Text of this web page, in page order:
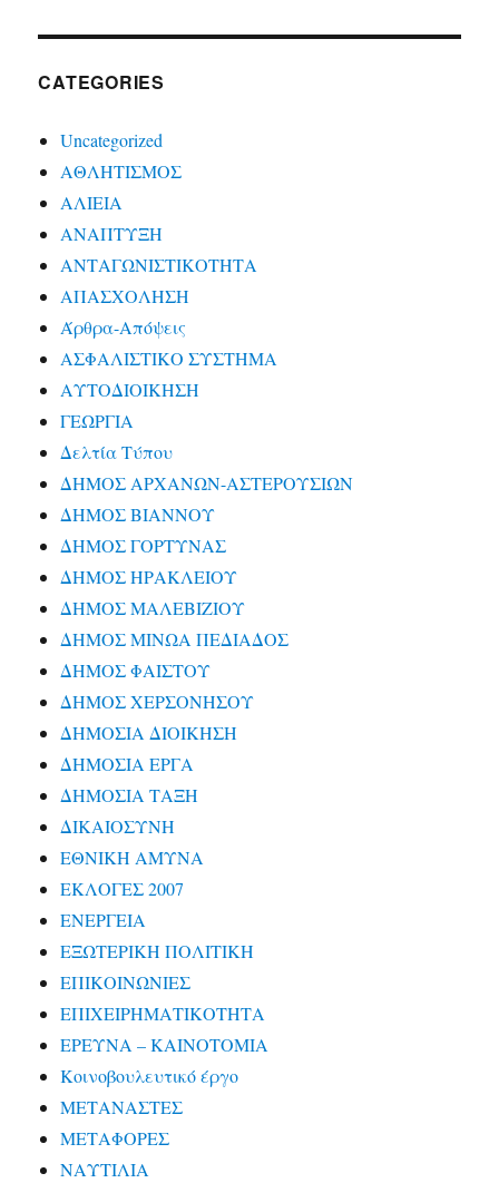
CATEGORIES
Uncategorized
ΑΘΛΗΤΙΣΜΟΣ
ΑΛΙΕΙΑ
ΑΝΑΠΤΥΞΗ
ΑΝΤΑΓΩΝΙΣΤΙΚΟΤΗΤΑ
ΑΠΑΣΧΟΛΗΣΗ
Άρθρα-Απόψεις
ΑΣΦΑΛΙΣΤΙΚΟ ΣΥΣΤΗΜΑ
ΑΥΤΟΔΙΟΙΚΗΣΗ
ΓΕΩΡΓΙΑ
Δελτία Τύπου
ΔΗΜΟΣ ΑΡΧΑΝΩΝ-ΑΣΤΕΡΟΥΣΙΩΝ
ΔΗΜΟΣ ΒΙΑΝΝΟΥ
ΔΗΜΟΣ ΓΟΡΤΥΝΑΣ
ΔΗΜΟΣ ΗΡΑΚΛΕΙΟΥ
ΔΗΜΟΣ ΜΑΛΕΒΙΖΙΟΥ
ΔΗΜΟΣ ΜΙΝΩΑ ΠΕΔΙΑΔΟΣ
ΔΗΜΟΣ ΦΑΙΣΤΟΥ
ΔΗΜΟΣ ΧΕΡΣΟΝΗΣΟΥ
ΔΗΜΟΣΙΑ ΔΙΟΙΚΗΣΗ
ΔΗΜΟΣΙΑ ΕΡΓΑ
ΔΗΜΟΣΙΑ ΤΑΞΗ
ΔΙΚΑΙΟΣΥΝΗ
ΕΘΝΙΚΗ ΑΜΥΝΑ
ΕΚΛΟΓΕΣ 2007
ΕΝΕΡΓΕΙΑ
ΕΞΩΤΕΡΙΚΗ ΠΟΛΙΤΙΚΗ
ΕΠΙΚΟΙΝΩΝΙΕΣ
ΕΠΙΧΕΙΡΗΜΑΤΙΚΟΤΗΤΑ
ΕΡΕΥΝΑ – ΚΑΙΝΟΤΟΜΙΑ
Κοινοβουλευτικό έργο
ΜΕΤΑΝΑΣΤΕΣ
ΜΕΤΑΦΟΡΕΣ
ΝΑΥΤΙΛΙΑ